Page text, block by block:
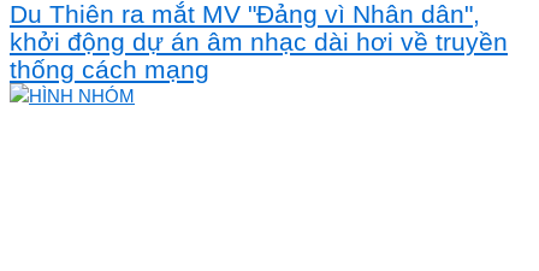
Du Thiên ra mắt MV "Đảng vì Nhân dân",
khởi động dự án âm nhạc dài hơi về truyền
thống cách mạng